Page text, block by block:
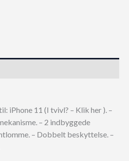
iPhone 11 (I tvivl? – Klik her ). –
– 2 indbyggede
– Dobbelt beskyttelse. –